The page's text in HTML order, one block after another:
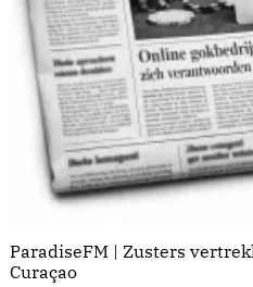
ParadiseFM | Zusters
Curaçao